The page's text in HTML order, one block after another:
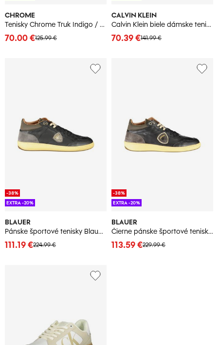
CHROME
Tenisky Chrome Truk Indigo / Biela
125.99 €
70.00 €
CALVIN KLEIN
Calvin Klein biele dámske tenisky
141.99 €
70.39 €
BLAUER
Pánske športové tenisky Blauer čierne
224.99 €
111.19 €
-38%
EXTRA -20%
BLAUER
Čierne pánske športové tenisky Blauer
229.99 €
113.59 €
-38%
EXTRA -20%